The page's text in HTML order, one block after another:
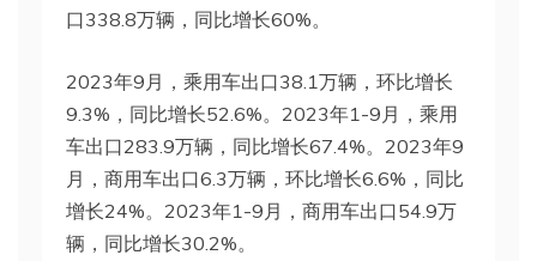
口338.8万辆，同比增长60%。
2023年9月，乘用车出口38.1万辆，环比增长
9.3%，同比增长52.6%。2023年1-9月，乘用
车出口283.9万辆，同比增长67.4%。2023年9
月，商用车出口6.3万辆，环比增长6.6%，同比
增长24%。2023年1-9月，商用车出口54.9万
辆，同比增长30.2%。